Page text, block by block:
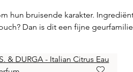
hun bruisende karakter.
Dan is dit een fijne
gallery